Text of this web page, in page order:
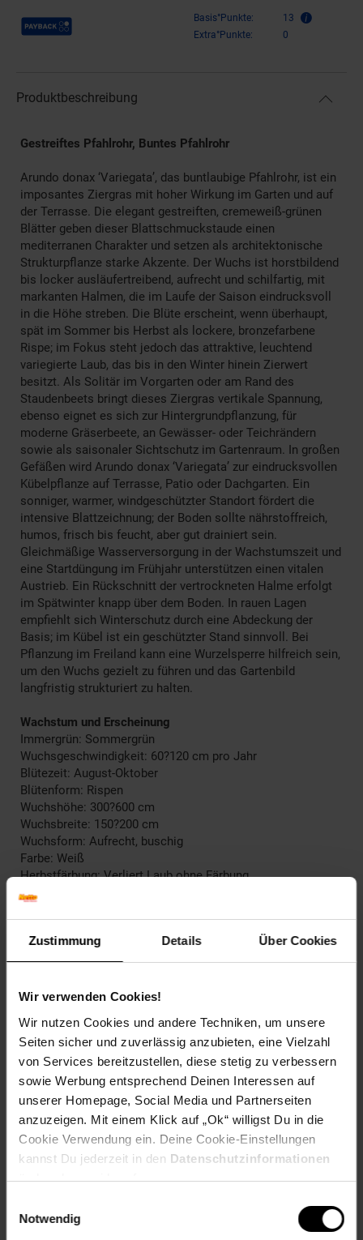
Zustimmung Details Über Cookies
Wir verwenden Cookies!
Wir nutzen Cookies und andere Techniken, um unsere
Seiten sicher und zuverlässig anzubieten, eine Vielzahl
von Services bereitzustellen, diese stetig zu verbessern
sowie Werbung entsprechend Deinen Interessen auf
unserer Homepage, Social Media und Partnerseiten
anzuzeigen. Mit einem Klick auf „Ok“ willigst Du in die
Cookie Verwendung ein. Deine Cookie-Einstellungen
kannst Du jederzeit in den Datenschutzinformationen
ändern bzw. widerrufen.
Notwendig
Payback Punkte Basis°Punkte:
13
Extra°Punkte:
0
Produktbeschreibung
Gestreiftes Pfahlrohr, Buntes Pfahlrohr
Arundo donax ‘Variegata’, das buntlaubige Pfahlrohr, ist ein
imposantes Ziergras mit hoher Wirkung im Garten und auf
der Terrasse. Die elegant gestreiften, cremeweiß-grünen
Blätter geben dieser Blattschmuckstaude einen
mediterranen Charakter und setzen als architektonische
Strukturpflanze starke Akzente. Der Wuchs ist horstbildend
bis locker ausläufertreibend, aufrecht und schilfartig, mit
markanten Halmen, die im Laufe der Saison eindrucksvoll
in die Höhe streben. Die Blüte erscheint, wenn überhaupt,
spät im Sommer bis Herbst als lockere, bronzefarbene
Rispe; im Fokus steht jedoch das attraktive, leuchtend
variegierte Laub, das bis in den Winter hinein Zierwert
besitzt. Als Solitär im Vorgarten oder am Rand des
Staudenbeets bringt dieses Ziergras vertikale Spannung,
ebenso eignet es sich zur Hintergrundpflanzung, für
moderne Gräserbeete, an Gewässer- oder Teichrändern
sowie als saisonaler Sichtschutz im Gartenraum. In großen
Gefäßen wird Arundo donax ‘Variegata’ zur eindrucksvollen
Kübelpflanze auf Terrasse, Patio oder Dachgarten. Ein
sonniger, warmer, windgeschützter Standort fördert die
intensive Blattzeichnung; der Boden sollte nährstoffreich,
humos, frisch bis feucht, aber gut drainiert sein.
Gleichmäßige Wasserversorgung in der Wachstumszeit und
eine Startdüngung im Frühjahr unterstützen einen vitalen
Austrieb. Ein Rückschnitt der vertrockneten Halme erfolgt
im Spätwinter knapp über dem Boden. In rauen Lagen
empfiehlt sich Winterschutz durch eine Abdeckung der
Basis; im Kübel ist ein geschützter Stand sinnvoll. Bei
Pflanzung im Freiland kann eine Wurzelsperre hilfreich sein,
um den Wuchs gezielt zu führen und das Gartenbild
langfristig strukturiert zu halten.
Wachstum und Erscheinung
Immergrün: Sommergrün
Wuchsgeschwindigkeit: 60?120 cm pro Jahr
Blütezeit: August-Oktober
Blütenform: Rispen
Wuchshöhe: 300?600 cm
Wuchsbreite: 150?200 cm
Wuchsform: Aufrecht, buschig
Farbe: Weiß
Herbstfärbung: Verliert Laub ohne Färbung
Blattfarbe: Grün-weiß
Geschmack: X
Frucht: Keine Frucht
Standortempfehlung: Sonnig, windgeschützt
Pflegeaufwand: Mittel
Lichtbedarf: Sonnig-Halbschattig
Wasserbedarf: Hoch
Rückschnitt: Rückschnitt im Frühjahr
Schnittverträglichkeit: Gut
Bodenansprüche: feucht und gut durchlässig
Nährstoffgehalt: Hoch
Frosthärte: bis -10 °C
Verwendung: Am Teichrand,An Bachläufen,Solitärpflanzung,